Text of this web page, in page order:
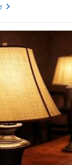
Sedie
design:
il
meglio
ultimi
anni